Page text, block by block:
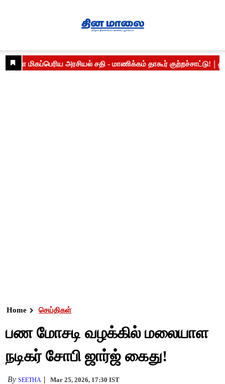
Home செய்திகள்
பண மோசடி வழக்கில் மலையாள
நடிகர் சோபி ஜார்ஜ் கைது!
BySEETHA Mar 25, 2026, 17:30 IST